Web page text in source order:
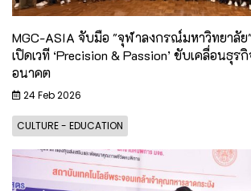
MGC-ASIA จับมือ "จุฬาลงกรณ์มหาวิทยาลั
เปิดเวที ‘Precision & Passion’ ขับเคลื่อนธุร
อนาคต
24 Feb 2026
CULTURE - EDUCATION